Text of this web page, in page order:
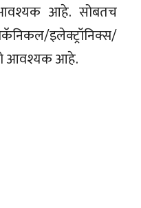
आहे. सोबतच
इलेक्ट्रॉनिक्स/
आवश्यक आहे.